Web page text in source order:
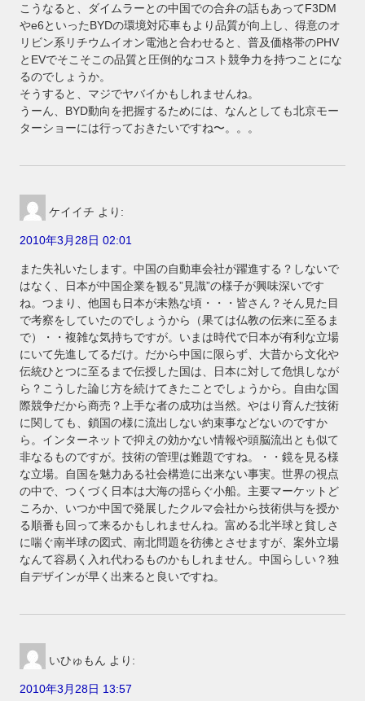
こうなると、ダイムラーとの中国での合弁の話もあってF3DM
やe6といったBYDの環境対応車もより品質が向上し、得意のオ
リビン系リチウムイオン電池と合わせると、普及価格帯のPHV
とEVでそこそこの品質と圧倒的なコスト競争力を持つことにな
るのでしょうか。
そうすると、マジでヤバイかもしれませんね。
うーん、BYD動向を把握するためには、なんとしても北京モー
ターショーには行っておきたいですね〜。。。
ケイイチ より:
2010年3月28日 02:01
また失礼いたします。中国の自動車会社が躍進する？しないで
はなく、日本が中国企業を観る”見識”の様子が興味深いです
ね。つまり、他国も日本が未熟な頃・・・皆さん？そん見た目
で考察をしていたのでしょうから（果ては仏教の伝来に至るま
で）・・複雑な気持ちですが。いまは時代で日本が有利な立場
にいて先進してるだけ。だから中国に限らず、大昔から文化や
伝統ひとつに至るまで伝授した国は、日本に対して危惧しなが
ら？こうした論じ方を続けてきたことでしょうから。自由な国
際競争だから商売？上手な者の成功は当然。やはり育んだ技術
に関しても、鎖国の様に流出しない約束事などないのですか
ら。インターネットで抑えの効かない情報や頭脳流出とも似て
非なるものですが。技術の管理は難題ですね。・・鏡を見る様
な立場。自国を魅力ある社会構造に出来ない事実。世界の視点
の中で、つくづく日本は大海の揺らぐ小船。主要マーケットど
ころか、いつか中国で発展したクルマ会社から技術供与を授か
る順番も回って来るかもしれませんね。富める北半球と貧しさ
に喘ぐ南半球の図式、南北問題を彷彿とさせますが、案外立場
なんて容易く入れ代わるものかもしれません。中国らしい？独
自デザインが早く出来ると良いですね。
いひゅもん より:
2010年3月28日 13:57